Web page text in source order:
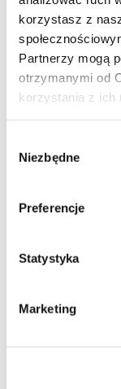
korzystasz z
Partnerzy mogą
otrzymanymi od
korzystania z ich
zgody
Niezbędne
Preferencje
Statystyka
Marketing
51